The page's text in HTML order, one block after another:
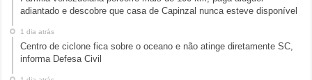
adiantado e descobre que casa de Capinzal nunca esteve disponível
1 dia atrás
Centro de ciclone fica sobre o oceano e não atinge diretamente SC,
informa Defesa Civil